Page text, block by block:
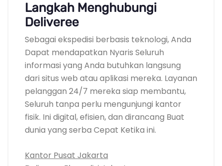
Langkah Menghubungi
Deliveree
Sebagai ekspedisi berbasis teknologi, Anda
Dapat mendapatkan Nyaris Seluruh
informasi yang Anda butuhkan langsung
dari situs web atau aplikasi mereka. Layanan
pelanggan 24/7 mereka siap membantu,
Seluruh tanpa perlu mengunjungi kantor
fisik. Ini digital, efisien, dan dirancang Buat
dunia yang serba Cepat Ketika ini.
Kantor Pusat Jakarta